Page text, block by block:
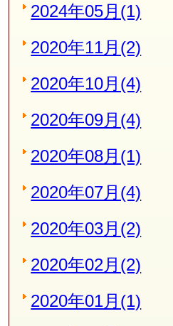
2024年05月(1)
2020年11月(2)
2020年10月(4)
2020年09月(4)
2020年08月(1)
2020年07月(4)
2020年03月(2)
2020年02月(2)
2020年01月(1)